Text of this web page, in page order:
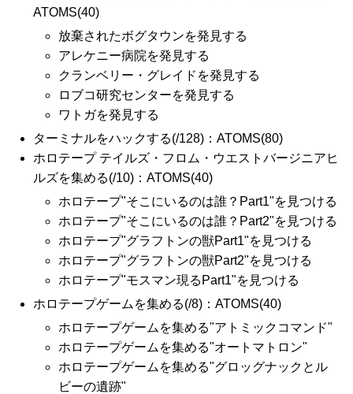
ATOMS(40)
放棄されたボグタウンを発見する
アレケニー病院を発見する
クランベリー・グレイドを発見する
ロブコ研究センターを発見する
ワトガを発見する
ターミナルをハックする(/128)：ATOMS(80)
ホロテープ テイルズ・フロム・ウエストバージニアヒ
ルズを集める(/10)：ATOMS(40)
ホロテープ"そこにいるのは誰？Part1"を見つける
ホロテープ"そこにいるのは誰？Part2"を見つける
ホロテープ"グラフトンの獣Part1"を見つける
ホロテープ"グラフトンの獣Part2"を見つける
ホロテープ"モスマン現るPart1"を見つける
ホロテープゲームを集める(/8)：ATOMS(40)
ホロテープゲームを集める"アトミックコマンド"
ホロテープゲームを集める"オートマトロン"
ホロテープゲームを集める"グロッグナックとル
ビーの遺跡"